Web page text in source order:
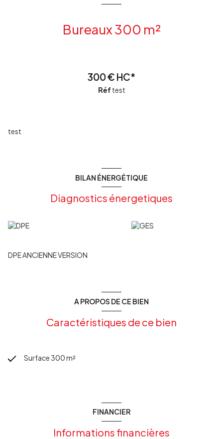
Bureaux 300 m²
300 € HC*
Réf test
test
BILAN ÉNERGÉTIQUE
Diagnostics énergetiques
DPE ANCIENNE VERSION
A PROPOS DE CE BIEN
Caractéristiques de ce bien
Surface 300 m²
FINANCIER
Informations financières